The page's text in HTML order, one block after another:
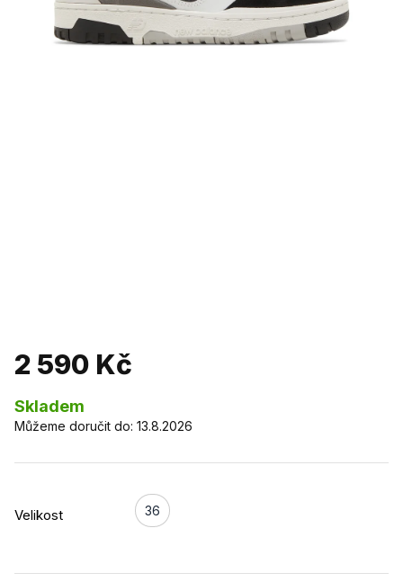
2 590 Kč
Skladem
Velikost 36
Můžeme doručit do: 13.8.2026